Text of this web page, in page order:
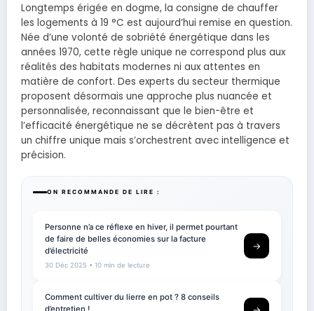
Longtemps érigée en dogme, la consigne de chauffer
les logements à 19 °C est aujourd’hui remise en question.
Née d’une volonté de sobriété énergétique dans les
années 1970, cette règle unique ne correspond plus aux
réalités des habitats modernes ni aux attentes en
matière de confort. Des experts du secteur thermique
proposent désormais une approche plus nuancée et
personnalisée, reconnaissant que le bien-être et
l’efficacité énergétique ne se décrètent pas à travers
un chiffre unique mais s’orchestrent avec intelligence et
précision.
ON RECOMMANDE DE LIRE :
Personne n’a ce réflexe en hiver, il permet pourtant
de faire de belles économies sur la facture
d’électricité
30 Déc 2025 • 10 min de lecture
→
Comment cultiver du lierre en pot ? 8 conseils
d’entretien !